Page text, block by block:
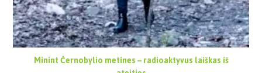
Minint Černobylio metines – radioaktyvus laiškas iš